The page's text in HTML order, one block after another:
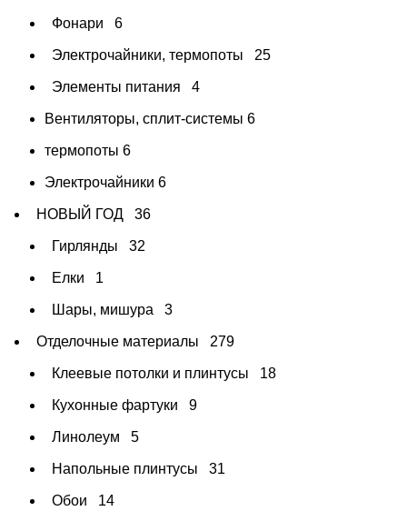
Фонари 6
Электрочайники, термопоты 25
Элементы питания 4
Вентиляторы, сплит-системы 6
термопоты 6
Электрочайники 6
НОВЫЙ ГОД 36
Гирлянды 32
Елки 1
Шары, мишура 3
Отделочные материалы 279
Клеевые потолки и плинтусы 18
Кухонные фартуки 9
Линолеум 5
Напольные плинтусы 31
Обои 14